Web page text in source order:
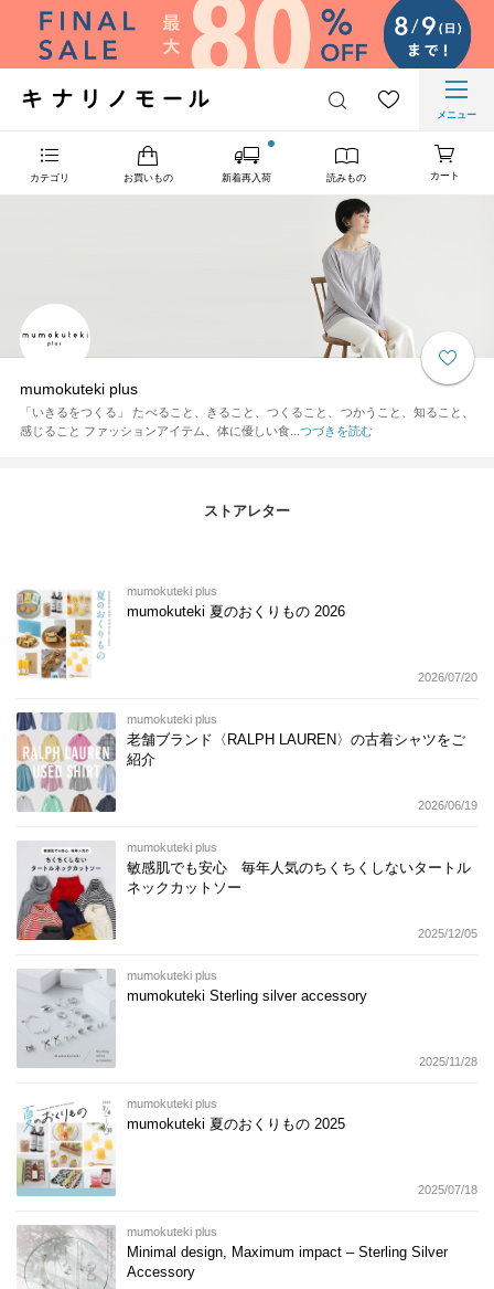
メニュー
カテゴリ お買いもの 新着再入荷 読みもの カート
mumokuteki plus
「いきるをつくる」 たべること、きること、つくること、つかうこと、知ること、
感じること ファッションアイテム、体に優しい食... つづきを読む
ストアレター
mumokuteki plus
mumokuteki 夏のおくりもの 2026
2026/07/20
mumokuteki plus
老舗ブランド〈RALPH LAUREN〉の古着シャツをご
紹介
2026/06/19
mumokuteki plus
敏感肌でも安心 毎年人気のちくちくしないタートル
ネックカットソー
2025/12/05
mumokuteki plus
mumokuteki Sterling silver accessory
2025/11/28
mumokuteki plus
mumokuteki 夏のおくりもの 2025
2025/07/18
mumokuteki plus
Minimal design, Maximum impact – Sterling Silver
Accessory